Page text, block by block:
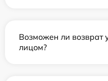
Возможен ли возврат
лицом?